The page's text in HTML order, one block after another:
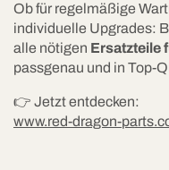
Ob für regelmäßige
individuelle Upgrades:
alle nötigen Ersatzteile
passgenau und in Top-
👉 Jetzt entdecken:
www.red-dragon-